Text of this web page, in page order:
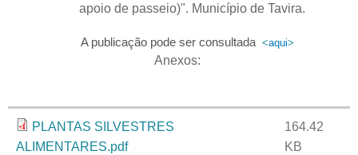
apoio de passeio)". Município de Tavira.
A publicação pode ser consultada <aqui>
Anexos:
PLANTAS SILVESTRES
ALIMENTARES.pdf
164.42
KB